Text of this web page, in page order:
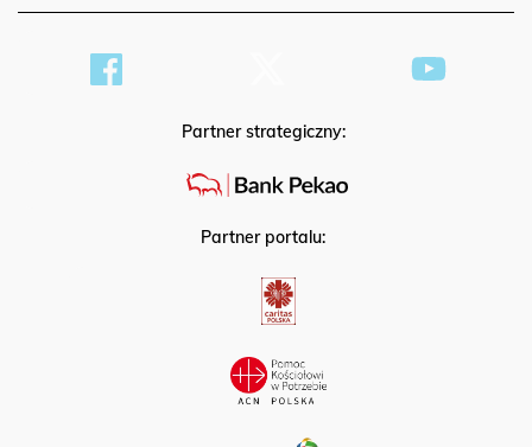
Partner strategiczny:
Partner portalu: